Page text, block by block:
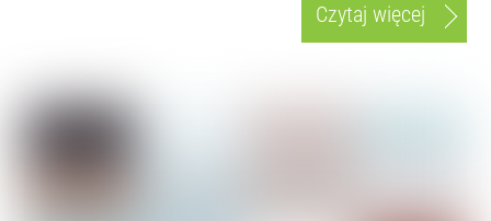
Czytaj więcej